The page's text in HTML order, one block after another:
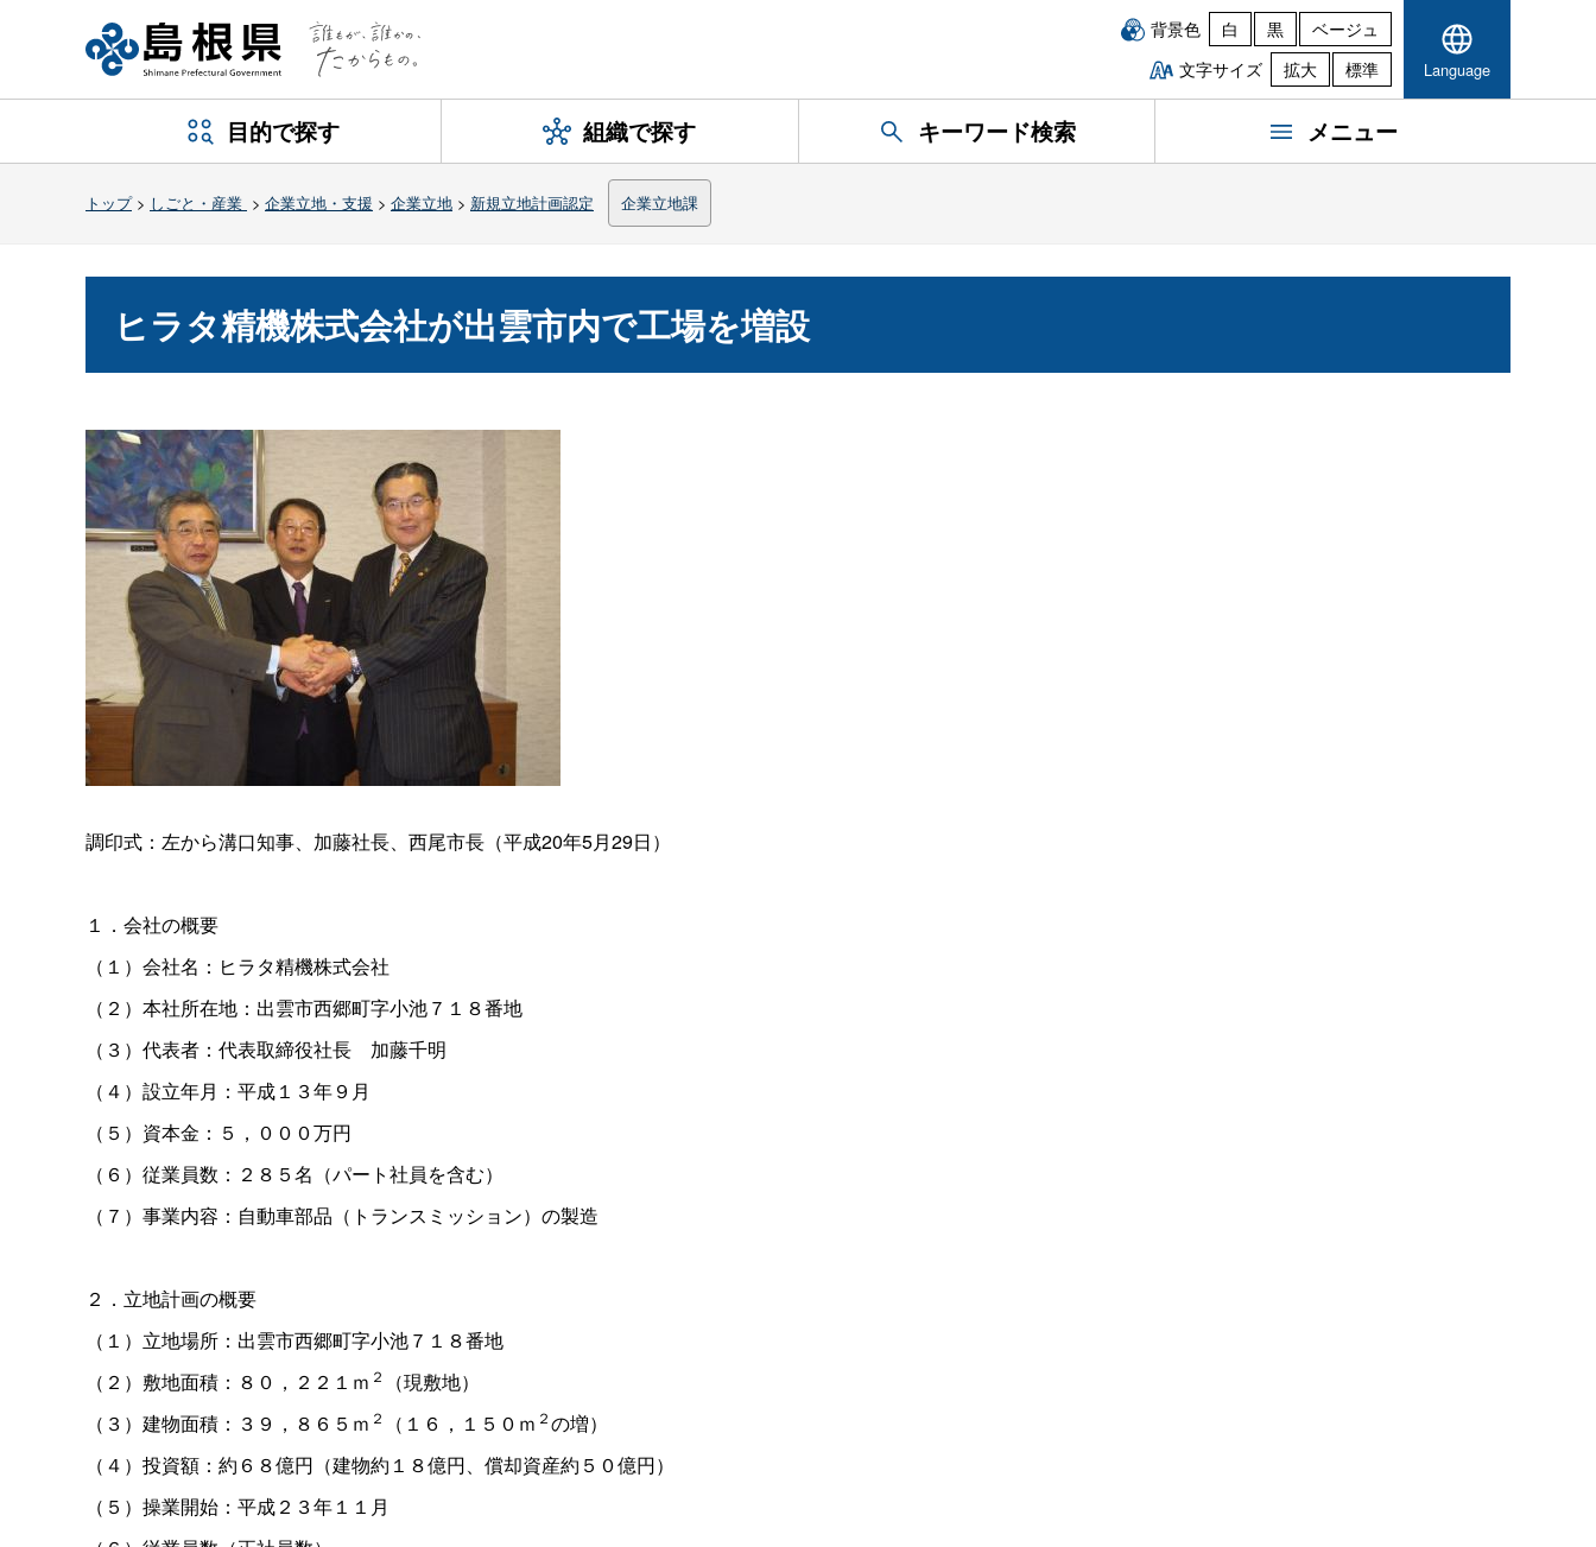
背景色 白 黒
ベージュ
文字サイズ
拡大 標準 Language
目的で探す 組織で探す キーワード検索 メニュー
トップ> しごと・産業 > 企業立地・支援 > 企業立地 > 新規立地計画認定 企業立地課
ヒラタ精機株式会社が出雲市内で工場を増設
調印式：左から溝口知事、加藤社長、西尾市長（平成20年5月29日）
１．会社の概要
（１）会社名：ヒラタ精機株式会社
（２）本社所在地：出雲市西郷町字小池７１８番地
（３）代表者：代表取締役社長 加藤千明
（４）設立年月：平成１３年９月
（５）資本金：５，０００万円
（６）従業員数：２８５名（パート社員を含む）
（７）事業内容：自動車部品（トランスミッション）の製造
２．立地計画の概要
（１）立地場所：出雲市西郷町字小池７１８番地
（２）敷地面積：８０，２２１ｍ ２
（現敷地）
（３）建物面積：３９，８６５ｍ ２ （１６，１５０ｍ ２の増）
（４）投資額：約６８億円（建物約１８億円、償却資産約５０億円）
（５）操業開始：平成２３年１１月